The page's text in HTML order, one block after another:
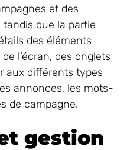
et des
tandis que la partie
des éléments
l’écran, des onglets
aux différents types
annonces, les mots-
de campagne.
gestion